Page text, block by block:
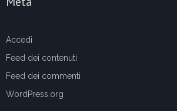
Accedi
Feed dei contenuti
Feed dei commenti
WordPress.org